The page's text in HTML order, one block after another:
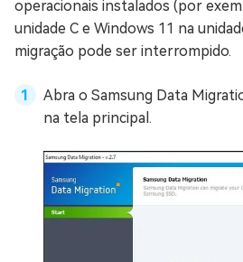
operacionais instalados (por
unidade C e Windows 11 na
migração pode ser interrompido.
Abra o Samsung Data
na tela principal.